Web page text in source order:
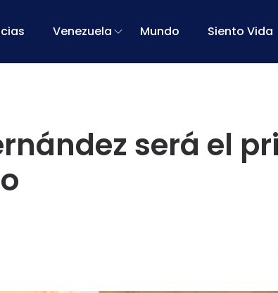
Venezuela Mundo Siento Vida
será el